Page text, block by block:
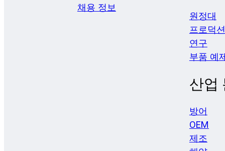
채용 정보
원정대
프로덕션
연구
부품 예
산업
방어
OEM
제조